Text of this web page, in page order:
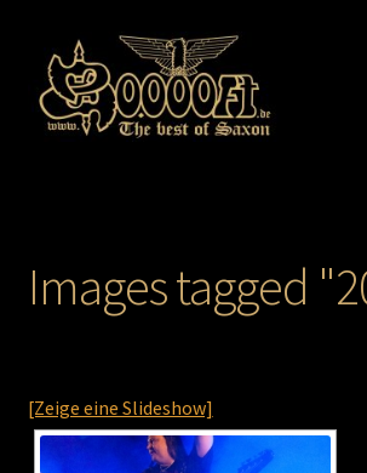
Zur
Navigation
springen
Zum
Inhalt
springen
Über uns
Info
Images tagged
[Zeige eine Slideshow]